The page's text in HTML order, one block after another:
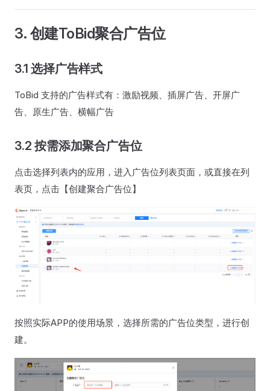
3. 创建ToBid聚合广告位
3.1 选择广告样式
ToBid 支持的广告样式有：激励视频、插屏广告、开屏广
告、原生广告、横幅广告
3.2 按需添加聚合广告位
点击选择列表内的应用，进入广告位列表页面，或直接在列
表页，点击【创建聚合广告位】
按照实际APP的使用场景，选择所需的广告位类型，进行创
建。